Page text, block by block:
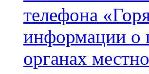
телефона
информации о
органах